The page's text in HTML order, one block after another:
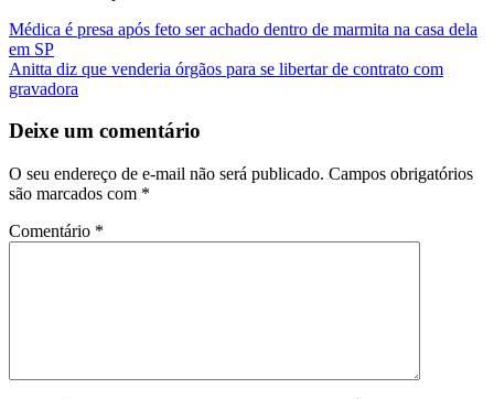
Navegação
de
Post
Médica é presa após feto ser achado dentro de marmita na casa dela
em SP
Anitta diz que venderia órgãos para se libertar de contrato com
gravadora
Deixe um comentário
O seu endereço de e-mail não será publicado. Campos obrigatórios
são marcados com *
Comentário *